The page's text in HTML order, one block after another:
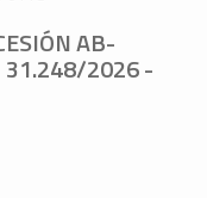
AB-
31.248/2026 -